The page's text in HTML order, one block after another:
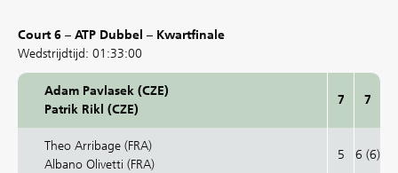
Court 6 – ATP Dubbel – Kwartfinale
Wedstrijdtijd: 01:33:00
Adam Pavlasek (CZE)
Patrik Rikl (CZE)
7 7
Theo Arribage (FRA)
Albano Olivetti (FRA)
5 6 (6)